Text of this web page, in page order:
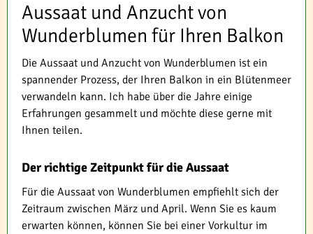
Aussaat und Anzucht von
Wunderblumen für Ihren Balkon
Die Aussaat und Anzucht von Wunderblumen ist ein
spannender Prozess, der Ihren Balkon in ein Blütenmeer
verwandeln kann. Ich habe über die Jahre einige
Erfahrungen gesammelt und möchte diese gerne mit
Ihnen teilen.
Der richtige Zeitpunkt für die Aussaat
Für die Aussaat von Wunderblumen empfiehlt sich der
Zeitraum zwischen März und April. Wenn Sie es kaum
erwarten können, können Sie bei einer Vorkultur im